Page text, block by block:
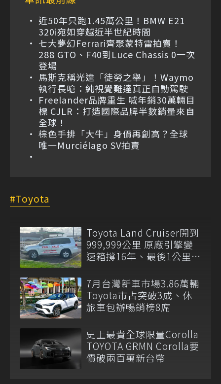
近50年只跑1.45萬公里！BMW E21
320i宛如穿越近半世紀時間
七大夢幻Ferrari齊聚蒙特雷拍賣！
288 GTO、F40到Luce Chassis 0一次
登場
馬斯克稱光達「徒勞之舉」！Waymo
執行長嗆：純視覺難達真正自動駕駛
Freelander品牌重生 喊年銷30萬輛目
標 CJLR：打造國際品牌半數銷量來自
全球！
棕色手排「大牛」身價再創高？全球
唯一Murciélago SV拍賣
Toyota
Toyota Land Cruiser開到
999,999公里 原廠引擎變
速箱撐16年、最後1公里留
7月台灣新車市場3.86萬輛
Toyota市占突破3成、休
旅車包辦暢銷榜8席
史上最貴全球限量Corolla
TOYOTA GRMN Corolla要
價破兩百萬新台幣